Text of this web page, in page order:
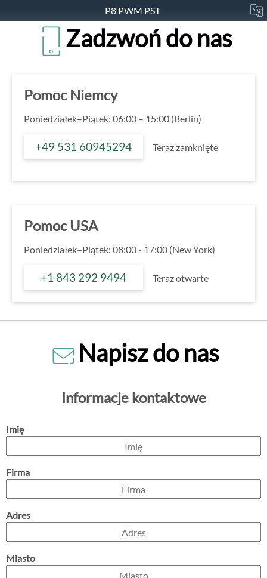
P8 PWM PST
Zadzwoń do nas
Pomoc Niemcy
Poniedziałek–Piątek: 06:00 – 15:00 (Berlin)
+49 531 60945294 Teraz zamknięte
Pomoc USA
Poniedziałek–Piątek: 08:00 - 17:00 (New York)
+1 843 292 9494 Teraz otwarte
Napisz do nas
Informacje kontaktowe
Imię
Firma
Adres
Miasto